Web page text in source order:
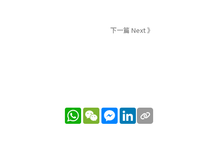
下一篇 Next 》
WhatsApp
WeChatMessenger
LinkedIn